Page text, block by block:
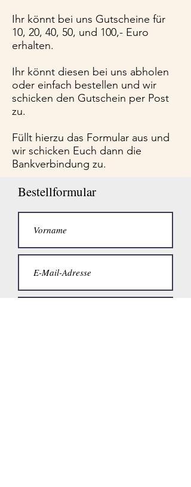
Ihr könnt bei uns Gutscheine für
10, 20, 40, 50, und 100,- Euro
erhalten.
Ihr könnt diesen bei uns abholen
oder einfach bestellen und wir
schicken den Gutschein per Post
zu.
Füllt hierzu das Formular aus und
wir schicken Euch dann die
Bankverbindung zu.
Bestellformular